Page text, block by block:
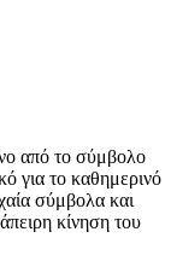
από το σύμβολο
για το καθημερινό
σύμβολα και
κίνηση του